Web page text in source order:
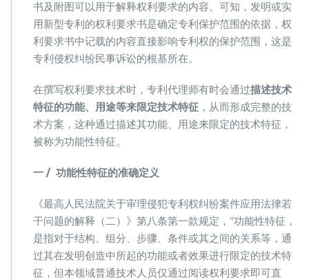
利
权
利
要
求
的
功
能
性
书及附图可以用于解释权利要求的内容。可知，发明或实
用新型专利的权利要求书是确定专利保护范围的依据，权
利要求书中记载的内容直接影响专利权的保护范围，这是
专利侵权纠纷民事诉讼的根基所在。
在撰写权利要求技术时，专利代理师有时会通过描述技术
特征的功能、用途等来限定技术特征 ，从而形成完整的技
术方案，这种通过描述其功能、用途来限定的技术特征，
被称为功能性特征。
一 / 功能性特征的准确定义
《最高人民法院关于审理侵犯专利权纠纷案件应用法律若
干问题的解释（二）》第八条第一款规定，“功能性特征，
是指对于结构、组分、步骤、条件或其之间的关系等，通
过其在发明创造中所起的功能或者效果进行限定的技术特
征，但本领域普通技术人员仅通过阅读权利要求即可直